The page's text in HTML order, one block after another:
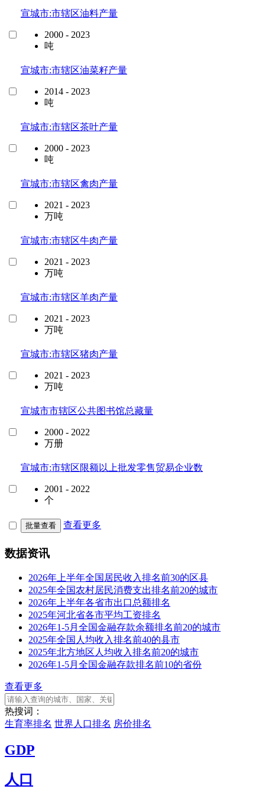
宣城市:市辖区油料产量
2000 - 2023
吨
宣城市:市辖区油菜籽产量
2014 - 2023
吨
宣城市:市辖区茶叶产量
2000 - 2023
吨
宣城市:市辖区禽肉产量
2021 - 2023
万吨
宣城市:市辖区牛肉产量
2021 - 2023
万吨
宣城市:市辖区羊肉产量
2021 - 2023
万吨
宣城市:市辖区猪肉产量
2021 - 2023
万吨
宣城市市辖区公共图书馆总藏量
2000 - 2022
万册
宣城市:市辖区限额以上批发零售贸易企业数
2001 - 2022
个
批量查看 查看更多
数据资讯
2026年上半年全国居民收入排名前30的区县
2025年全国农村居民消费支出排名前20的城市
2026年上半年各省市出口总额排名
2025年河北省各市平均工资排名
2026年1-5月全国金融存款余额排名前20的城市
2025年全国人均收入排名前40的县市
2025年北方地区人均收入排名前20的城市
2026年1-5月全国金融存款排名前10的省份
查看更多
热搜词：
生育率排名 世界人口排名 房价排名
GDP
人口